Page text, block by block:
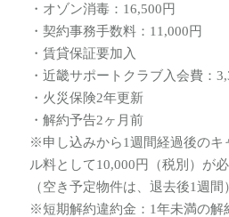
・オゾン消毒：16,500円
・契約事務手数料：11,000円
・賃貸保証要加入
・近畿サポートクラブ入会費：
・火災保険2年更新
・解約予告2ヶ月前
※申し込みから1週間経過後のキ
ル料として10,000円（税別）が必
（空き予定物件は、退去後1週間）
※短期解約違約金：1年未満の解